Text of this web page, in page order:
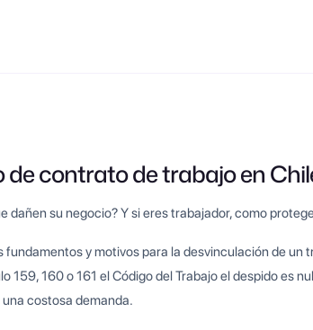
de contrato de trabajo en
dañen su negocio? Y si eres trabajador, como
fundamentos y motivos para la desvinculación de un
159, 160 o 161 el Código del Trabajo el despido es
costosa demanda.